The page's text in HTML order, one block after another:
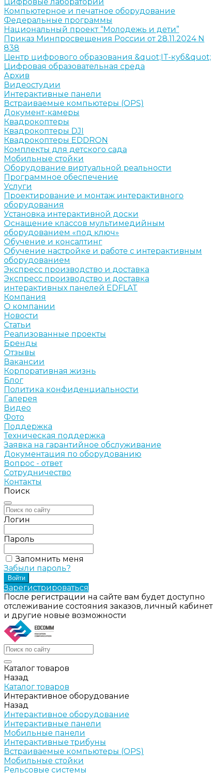
Компьютерное и печатное оборудование
Федеральные программы
Национальный проект “Молодежь и дети”
Приказ Минпросвещения России от 28.11.2024 N
838
Центр цифрового образования &quot;IT-куб&quot;
Цифровая образовательная среда
Архив
Видеостудии
Интерактивные панели
Встраиваемые компьютеры (OPS)
Документ-камеры
Квадрокоптеры
Квадрокоптеры DJI
Квадрокоптеры EDDRON
Комплекты для детского сада
Мобильные стойки
Оборудование виртуальной реальности
Программное обеспечение
Услуги
Проектирование и монтаж интерактивного
оборудования
Установка интерактивной доски
Оснащение классов мультимедийным
оборудованием «под ключ»
Обучение и консалтинг
Обучение настройке и работе с интерактивным
оборудованием
Экспресс производство и доставка
Экспресс производство и доставка
интерактивных панелей EDFLAT
Компания
О компании
Новости
Статьи
Реализованные проекты
Бренды
Отзывы
Вакансии
Корпоративная жизнь
Блог
Политика конфиденциальности
Галерея
Видео
Фото
Поддержка
Техническая поддержка
Заявка на гарантийное обслуживание
Документация по оборудованию
Вопрос - ответ
Сотрудничество
Контакты
Поиск
Логин
Пароль
Запомнить меня
Забыли пароль?
Зарегистрироваться
После регистрации на сайте вам будет доступно
отслеживание состояния заказов, личный кабинет
и другие новые возможности
Каталог товаров
Назад
Каталог товаров
Интерактивное оборудование
Назад
Интерактивное оборудование
Интерактивные панели
Мобильные панели
Интерактивные трибуны
Встраиваемые компьютеры (OPS)
Мобильные стойки
Рельсовые системы